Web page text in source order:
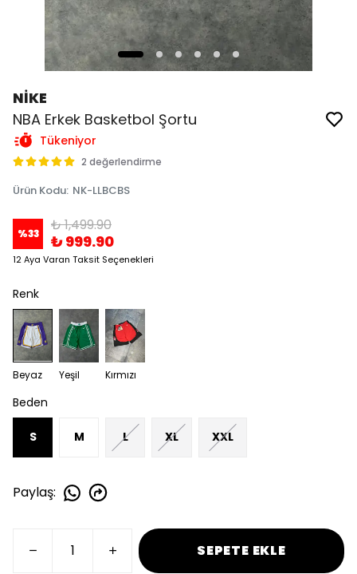
NİKE
NBA Erkek Basketbol Şortu
Tükeniyor
2 değerlendirme
Ürün Kodu: NK-LLBCBS
%33 ₺ 1,499.90
₺ 999.90
12 Aya Varan Taksit Seçenekleri
Renk
Beyaz Yeşil Kırmızı
Beden
S M L XL XXL
Paylaş:
SEPETE EKLE